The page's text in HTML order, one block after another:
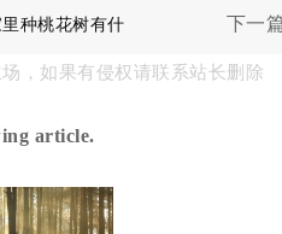
种桃花树有什 下一
，如果有侵权请联系站长删除
article.